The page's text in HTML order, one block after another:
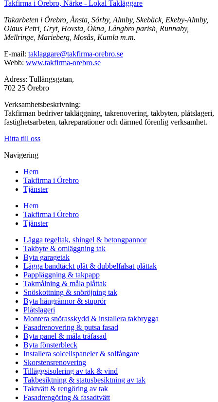
Takfirma i Örebro, Närke - Lokal Takläggare
Takarbeten i Örebro, Ånsta, Sörby, Almby, Skebäck, Ekeby-Almby,
Olaus Petri, Gryt, Hovsta, Ökna, Längbro parish, Runnaby,
Mellringe, Marieberg, Mosås, Kumla m.m.
E-mail: taklaggare@takfirma-orebro.se
Webb: www.takfirma-orebro.se
Adress: Tullängsgatan,
702 25 Örebro
Verksamhetsbeskrivning:
Takfirman bedriver takläggning, takrenovering, takbyten, plåtslageri,
fastighetsarbeten, takreparationer och därmed förenlig verksamhet.
Hitta till oss
Navigering
Hem
Takfirma i Örebro
Tjänster
Hem
Takfirma i Örebro
Tjänster
Lägga tegeltak, shingel & betongpannor
Takbyte & omläggning tak
Byta garagetak
Lägga bandtäckt plåt & dubbelfalsat plåttak
Pappläggning & takpapp
Takmålning & måla plåttak
Snöskottning & snöröjning tak
Byta hängrännor & stuprör
Plåtslageri
Montera snörasskydd & installera takbrygga
Fasadrenovering & putsa fasad
Byta panel & måla träfasad
Byta fönsterbleck
Installera solcellspaneler & solfångare
Skorstensrenovering
Tilläggsisolering av tak & vind
Takbesiktning & statusbesiktning av tak
Taktvätt & rengöring av tak
Fasadrengöring & fasadtvätt